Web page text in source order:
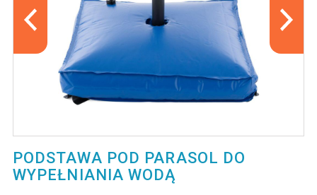
PODSTAWA POD PARASOL DO
WYPEŁNIANIA WODĄ